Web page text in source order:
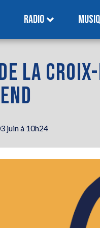
RADIO
LA
juin à 10h24